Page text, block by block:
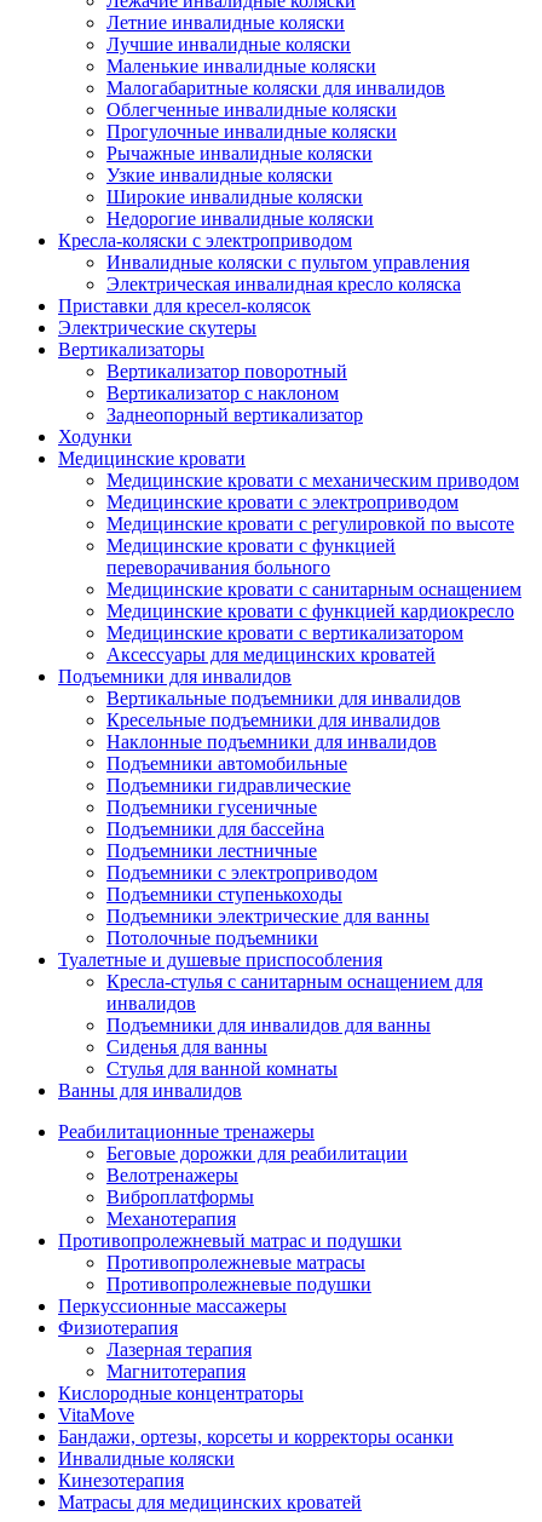
Летние инвалидные коляски
Лучшие инвалидные коляски
Маленькие инвалидные коляски
Малогабаритные коляски для инвалидов
Облегченные инвалидные коляски
Прогулочные инвалидные коляски
Рычажные инвалидные коляски
Узкие инвалидные коляски
Широкие инвалидные коляски
Недорогие инвалидные коляски
Кресла-коляски с электроприводом
Инвалидные коляски с пультом управления
Электрическая инвалидная кресло коляска
Приставки для кресел-колясок
Электрические скутеры
Вертикализаторы
Вертикализатор поворотный
Вертикализатор с наклоном
Заднеопорный вертикализатор
Ходунки
Медицинские кровати
Медицинские кровати с механическим приводом
Медицинские кровати с электроприводом
Медицинские кровати с регулировкой по высоте
Медицинские кровати с функцией
переворачивания больного
Медицинские кровати с санитарным оснащением
Медицинские кровати с функцией кардиокресло
Медицинские кровати с вертикализатором
Аксессуары для медицинских кроватей
Подъемники для инвалидов
Вертикальные подъемники для инвалидов
Кресельные подъемники для инвалидов
Наклонные подъемники для инвалидов
Подъемники автомобильные
Подъемники гидравлические
Подъемники гусеничные
Подъемники для бассейна
Подъемники лестничные
Подъемники с электроприводом
Подъемники ступенькоходы
Подъемники электрические для ванны
Потолочные подъемники
Туалетные и душевые приспособления
Кресла-стулья с санитарным оснащением для
инвалидов
Подъемники для инвалидов для ванны
Сиденья для ванны
Стулья для ванной комнаты
Ванны для инвалидов
Реабилитационные тренажеры
Беговые дорожки для реабилитации
Велотренажеры
Виброплатформы
Механотерапия
Противопролежневый матрас и подушки
Противопролежневые матрасы
Противопролежневые подушки
Перкуссионные массажеры
Физиотерапия
Лазерная терапия
Магнитотерапия
Кислородные концентраторы
VitaMove
Бандажи, ортезы, корсеты и корректоры осанки
Инвалидные коляски
Кинезотерапия
Матрасы для медицинских кроватей